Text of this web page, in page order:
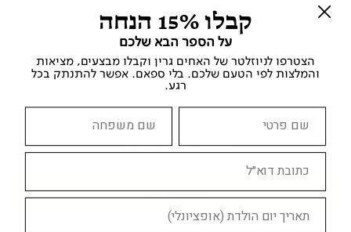
נחום טבת, יוסי ברגר
אמנות
מחיר: 40.00 ₪
הוספה לסל
קבלו 15% הנחה
על הספר הבא שלכם
הצטרפו לניוזלטר של האחים גרין וקבלו מבצעים, מציאות
והמלצות לפי הטעם שלכם. בלי ספאם. אפשר להתנתק בכל
רגע.